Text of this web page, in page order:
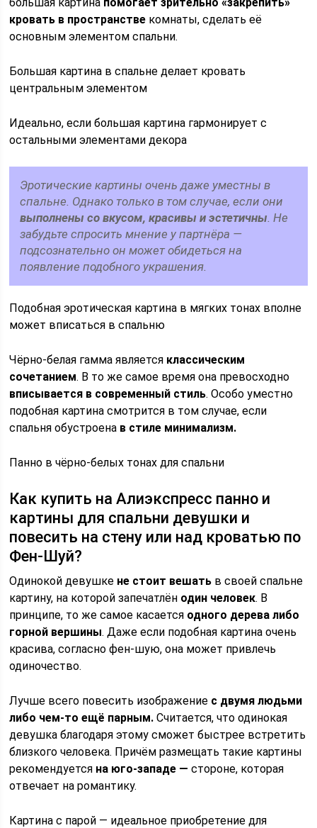
кровать в пространстве комнаты, сделать её
основным элементом спальни.
Большая картина в спальне делает кровать
центральным элементом
Идеально, если большая картина гармонирует с
остальными элементами декора
Эротические картины очень даже уместны в
спальне. Однако только в том случае, если они
выполнены со вкусом, красивы и эстетичны. Не
забудьте спросить мнение у партнёра —
подсознательно он может обидеться на
появление подобного украшения.
Подобная эротическая картина в мягких тонах вполне
может вписаться в спальню
Чёрно-белая гамма является классическим
сочетанием. В то же самое время она превосходно
вписывается в современный стиль. Особо уместно
подобная картина смотрится в том случае, если
спальня обустроена в стиле минимализм.
Панно в чёрно-белых тонах для спальни
Как купить на Алиэкспресс панно и
картины для спальни девушки и
повесить на стену или над кроватью по
Фен-Шуй?
Одинокой девушке не стоит вешать в своей спальне
картину, на которой запечатлён один человек. В
принципе, то же самое касается одного дерева либо
горной вершины. Даже если подобная картина очень
красива, согласно фен-шую, она может привлечь
одиночество.
Лучше всего повесить изображение с двумя людьми
либо чем-то ещё парным. Считается, что одинокая
девушка благодаря этому сможет быстрее встретить
близкого человека. Причём размещать такие картины
рекомендуется на юго-западе — стороне, которая
отвечает на романтику.
Картина с парой — идеальное приобретение для